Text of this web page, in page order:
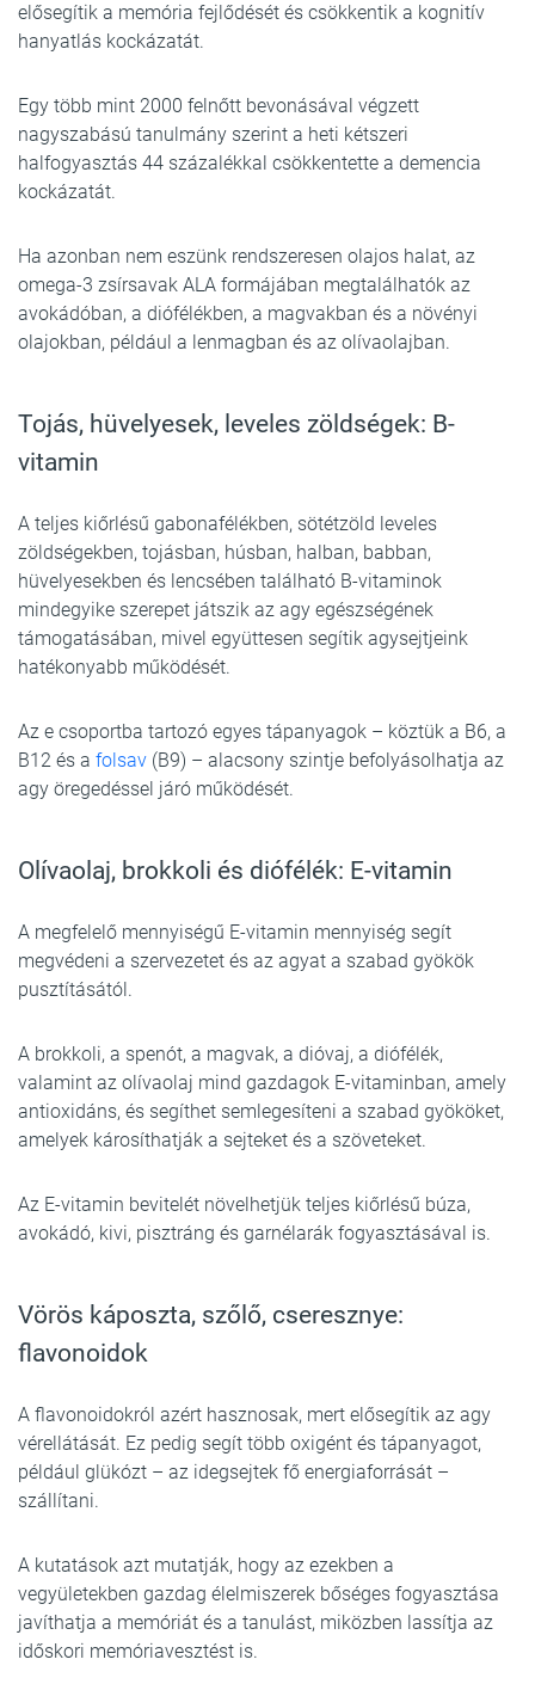
elősegítik a memória fejlődését és csökkentik a kognitív
hanyatlás kockázatát.
Egy több mint 2000 felnőtt bevonásával végzett
nagyszabású tanulmány szerint a heti kétszeri
halfogyasztás 44 százalékkal csökkentette a demencia
kockázatát.
Ha azonban nem eszünk rendszeresen olajos halat, az
omega-3 zsírsavak ALA formájában megtalálhatók az
avokádóban, a diófélékben, a magvakban és a növényi
olajokban, például a lenmagban és az olívaolajban.
Tojás, hüvelyesek, leveles zöldségek: B-
vitamin
A teljes kiőrlésű gabonafélékben, sötétzöld leveles
zöldségekben, tojásban, húsban, halban, babban,
hüvelyesekben és lencsében található B-vitaminok
mindegyike szerepet játszik az agy egészségének
támogatásában, mivel együttesen segítik agysejtjeink
hatékonyabb működését.
Az e csoportba tartozó egyes tápanyagok – köztük a B6, a
B12 és a folsav (B9) – alacsony szintje befolyásolhatja az
agy öregedéssel járó működését.
Olívaolaj, brokkoli és diófélék: E-vitamin
A megfelelő mennyiségű E-vitamin mennyiség segít
megvédeni a szervezetet és az agyat a szabad gyökök
pusztításától.
A brokkoli, a spenót, a magvak, a dióvaj, a diófélék,
valamint az olívaolaj mind gazdagok E-vitaminban, amely
antioxidáns, és segíthet semlegesíteni a szabad gyököket,
amelyek károsíthatják a sejteket és a szöveteket.
Az E-vitamin bevitelét növelhetjük teljes kiőrlésű búza,
avokádó, kivi, pisztráng és garnélarák fogyasztásával is.
Vörös káposzta, szőlő, cseresznye:
flavonoidok
A flavonoidokról azért hasznosak, mert elősegítik az agy
vérellátását. Ez pedig segít több oxigént és tápanyagot,
például glükózt – az idegsejtek fő energiaforrását –
szállítani.
A kutatások azt mutatják, hogy az ezekben a
vegyületekben gazdag élelmiszerek bőséges fogyasztása
javíthatja a memóriát és a tanulást, miközben lassítja az
időskori memóriavesztést is.